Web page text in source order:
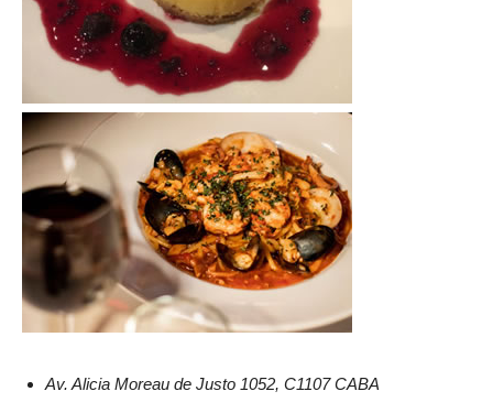
Av. Alicia Moreau de Justo 1052, C1107 CABA